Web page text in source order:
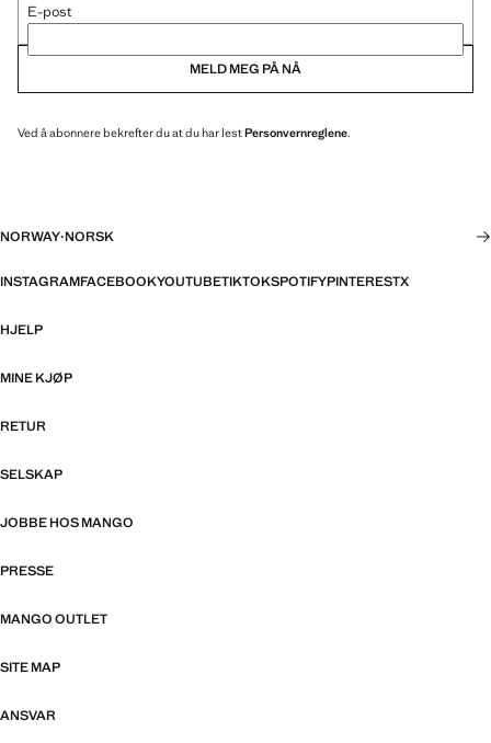
E-post
MELD MEG PÅ NÅ
Ved å abonnere bekrefter du at du har lestPersonvernreglene.
NORWAY·NORSK
INSTAGRAMFACEBOOKYOUTUBETIKTOKSPOTIFYPINTERESTX
HJELP
MINE KJØP
RETUR
SELSKAP
JOBBE HOS MANGO
PRESSE
MANGO OUTLET
SITE MAP
ANSVAR